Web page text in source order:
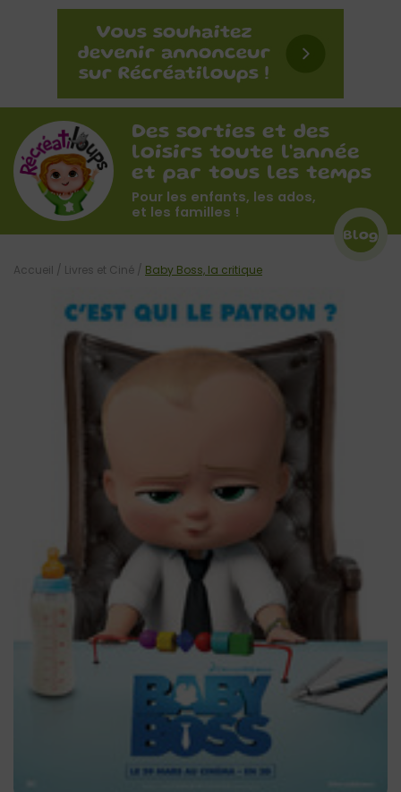
Des sorties et des
loisirs toute l'année
et par tous les temps
Pour les enfants, les ados,
et les familles !
Blog
Accueil / Livres et Ciné / Baby Boss, la critique